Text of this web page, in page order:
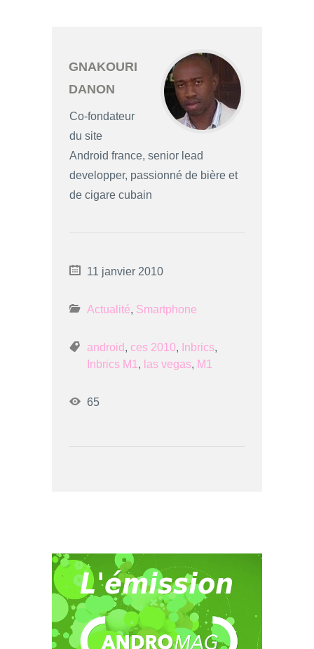
GNAKOURI
DANON
Co-fondateur
du site
Android france, senior lead
developper, passionné de bière et
de cigare cubain
11 janvier 2010
Actualité, Smartphone
android, ces 2010, Inbrics,
Inbrics M1 , las vegas, M1
65